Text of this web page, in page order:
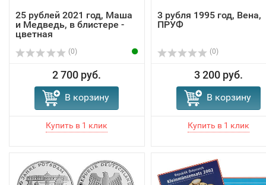
25 рублей 2021 год, Маша
и Медведь, в блистере -
цветная
(0)
2 700 руб.
В корзину
3 рубля 1995 год, Вена,
ПРУФ
(0)
3 200 руб.
В корзину